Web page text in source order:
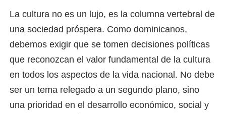
La cultura no es un lujo, es la columna vertebral de
una sociedad próspera. Como dominicanos,
debemos exigir que se tomen decisiones políticas
que reconozcan el valor fundamental de la cultura
en todos los aspectos de la vida nacional. No debe
ser un tema relegado a un segundo plano, sino
una prioridad en el desarrollo económico, social y